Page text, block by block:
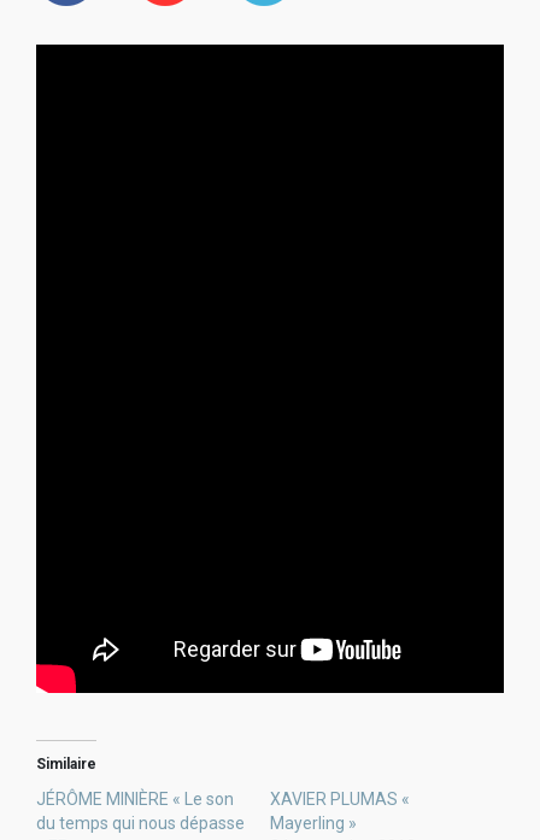
Similaire
JÉRÔME MINIÈRE « Le son
du temps qui nous dépasse
XAVIER PLUMAS «
Mayerling »